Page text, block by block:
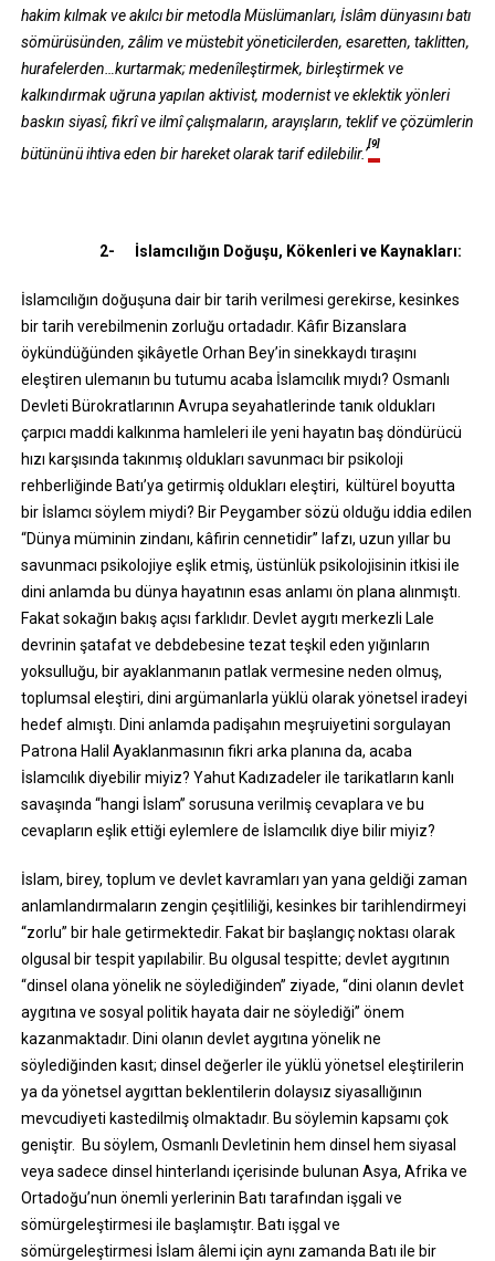
hakim kılmak ve akılcı bir metodla Müslümanları, İslâm dünyasını batı
sömürüsünden, zâlim ve müstebit yöneticilerden, esaretten, taklitten,
hurafelerden…kurtarmak; medenîleştirmek, birleştirmek ve
kalkındırmak uğruna yapılan aktivist, modernist ve eklektik yönleri
baskın siyasî, fikrî ve ilmî çalışmaların, arayışların, teklif ve çözümlerin
bütününü ihtiva eden bir hareket olarak tarif edilebilir.’
[9]
2- İslamcılığın Doğuşu, Kökenleri ve Kaynakları:
İslamcılığın doğuşuna dair bir tarih verilmesi gerekirse, kesinkes
bir tarih verebilmenin zorluğu ortadadır. Kâfir Bizanslara
öykündüğünden şikâyetle Orhan Bey’in sinekkaydı tıraşını
eleştiren ulemanın bu tutumu acaba İslamcılık mıydı? Osmanlı
Devleti Bürokratlarının Avrupa seyahatlerinde tanık oldukları
çarpıcı maddi kalkınma hamleleri ile yeni hayatın baş döndürücü
hızı karşısında takınmış oldukları savunmacı bir psikoloji
rehberliğinde Batı’ya getirmiş oldukları eleştiri, kültürel boyutta
bir İslamcı söylem miydi? Bir Peygamber sözü olduğu iddia edilen
“Dünya müminin zindanı, kâfirin cennetidir” lafzı, uzun yıllar bu
savunmacı psikolojiye eşlik etmiş, üstünlük psikolojisinin itkisi ile
dini anlamda bu dünya hayatının esas anlamı ön plana alınmıştı.
Fakat sokağın bakış açısı farklıdır. Devlet aygıtı merkezli Lale
devrinin şatafat ve debdebesine tezat teşkil eden yığınların
yoksulluğu, bir ayaklanmanın patlak vermesine neden olmuş,
toplumsal eleştiri, dini argümanlarla yüklü olarak yönetsel iradeyi
hedef almıştı. Dini anlamda padişahın meşruiyetini sorgulayan
Patrona Halil Ayaklanmasının fikri arka planına da, acaba
İslamcılık diyebilir miyiz? Yahut Kadızadeler ile tarikatların kanlı
savaşında “hangi İslam” sorusuna verilmiş cevaplara ve bu
cevapların eşlik ettiği eylemlere de İslamcılık diye bilir miyiz?
İslam, birey, toplum ve devlet kavramları yan yana geldiği zaman
anlamlandırmaların zengin çeşitliliği, kesinkes bir tarihlendirmeyi
“zorlu” bir hale getirmektedir. Fakat bir başlangıç noktası olarak
olgusal bir tespit yapılabilir. Bu olgusal tespitte; devlet aygıtının
“dinsel olana yönelik ne söylediğinden” ziyade, “dini olanın devlet
aygıtına ve sosyal politik hayata dair ne söylediği” önem
kazanmaktadır. Dini olanın devlet aygıtına yönelik ne
söylediğinden kasıt; dinsel değerler ile yüklü yönetsel eleştirilerin
ya da yönetsel aygıttan beklentilerin dolaysız siyasallığının
mevcudiyeti kastedilmiş olmaktadır. Bu söylemin kapsamı çok
geniştir. Bu söylem, Osmanlı Devletinin hem dinsel hem siyasal
veya sadece dinsel hinterlandı içerisinde bulunan Asya, Afrika ve
Ortadoğu’nun önemli yerlerinin Batı tarafından işgali ve
sömürgeleştirmesi ile başlamıştır. Batı işgal ve
sömürgeleştirmesi İslam âlemi için aynı zamanda Batı ile bir